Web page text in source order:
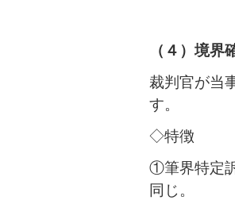
（４）境界
裁判官が当
す。
◇特徴
①筆界特定
同じ。